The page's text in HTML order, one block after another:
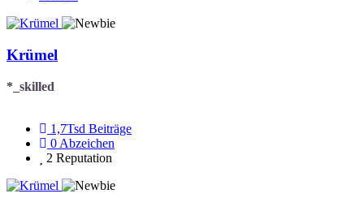
Krümel
*_skilled
1,7Tsd Beiträge
0 Abzeichen
2 Reputation